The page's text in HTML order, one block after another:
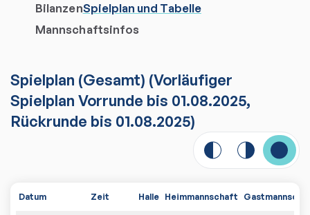
BilanzenSpielplan und Tabelle
Mannschaftsinfos
Spielplan (Gesamt) (Vorläufiger
Spielplan Vorrunde bis 01.08.2025,
Rückrunde bis 01.08.2025)
Datum Zeit Halle Heimmannschaft